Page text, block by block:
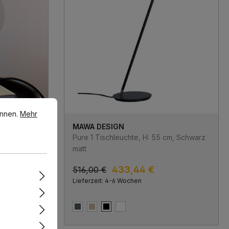
& Rauchglas
MAWA DESIGN
Pure 1 Tischleuchte, H: 55 cm, Schwarz
matt
516,00 € 433,44 €
Lieferzeit: 4-6 Wochen
Basalt Grau matt
Sandsilber
Schwarz matt
Weiß matt
Mehr Informationen ...
Mehr